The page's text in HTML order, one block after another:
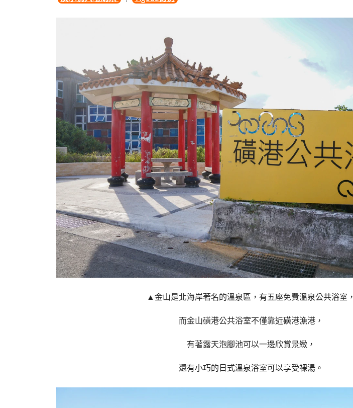
▲金山是北海岸著名的溫泉區，有五座免費溫泉公共浴室，
而金山磺港公共浴室不僅靠近磺港漁港，
有著露天泡腳池可以一邊欣賞景緻，
還有小巧的日式溫泉浴室可以享受裸湯。